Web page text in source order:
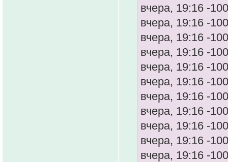
вчера, 19:16 -
вчера, 19:16 -
вчера, 19:16 -
вчера, 19:16 -
вчера, 19:16 -
вчера, 19:16 -
вчера, 19:16 -
вчера, 19:16 -
вчера, 19:16 -
вчера, 19:16 -
вчера, 19:16 -